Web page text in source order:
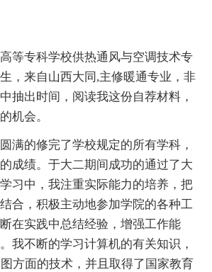
等专科学校供热通风与空调技术专
，来自山西大同,主修暖通专业，非
抽出时间，阅读我这份自荐材料，
机会。
满的修完了学校规定的所有学科，
成绩。于大二期间成功的通过了大
习中，我注重实际能力的培养，把
合，积极主动地参加学院的各种工
在实践中总结经验，增强工作能
我不断的学习计算机的有关知识，
方面的技术，并且取得了国家教育